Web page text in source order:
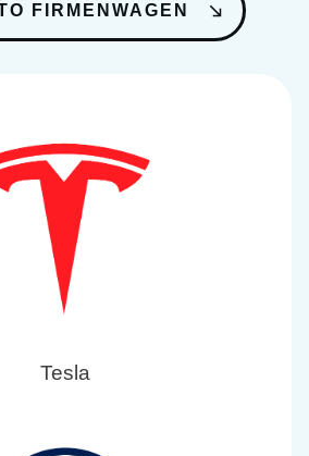
FIRMENWAGEN
Tesla